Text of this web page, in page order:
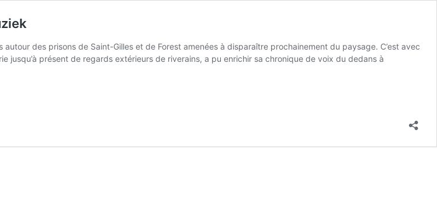
des prisons de Saint-Gilles et de Forest amenées à disparaître prochainement du paysage. C’est avec
jusqu’à présent de regards extérieurs de riverains, a pu enrichir sa chronique de voix du dedans à